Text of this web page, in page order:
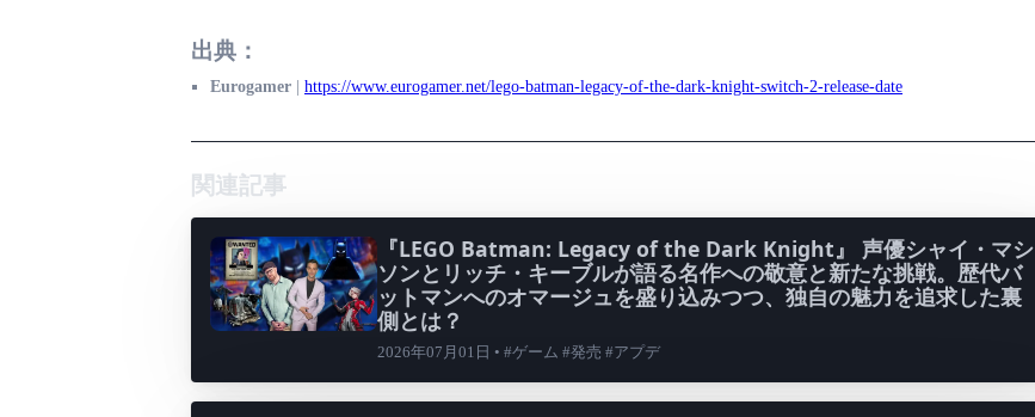
出典：
Eurogamer | https://www.eurogamer.net/lego-batman-legacy-of-the-dark-knight-switch-2-release-date
関連記事
『LEGO Batman: Legacy of the Dark Knight』 声優シャイ・マシ
ソンとリッチ・キーブルが語る名作への敬意と新たな挑戦。歴代バ
ットマンへのオマージュを盛り込みつつ、独自の魅力を追求した裏
側とは？
2026年07月01日 • #ゲーム #発売 #アプデ